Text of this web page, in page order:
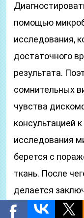
помощью
исследования,
достаточного
результата.
сомнительных
чувства
консультацией
исследования
берется с
ткань. После
делается
рекомендуется